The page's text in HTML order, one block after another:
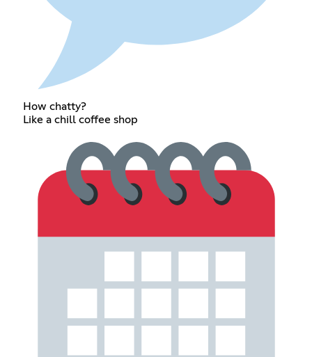
How chatty?
Like a chill coffee shop